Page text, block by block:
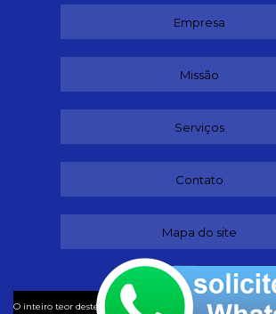
Empresa
Missão
Serviços
Contato
Mapa do site
O inteiro teor deste site está sujeito à proteção de direitos